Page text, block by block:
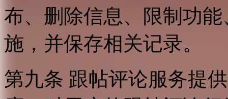
布、删除信息、限制功
施，并保存相关记录。
第九条 跟帖评论服务提